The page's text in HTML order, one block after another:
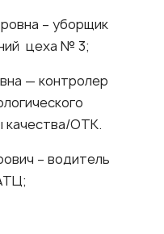
– уборщик
цеха № 3;
— контролер
качества/ОТК.
– водитель